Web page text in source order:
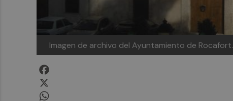
Imagen de archivo del Ayuntamiento de Rocafort.